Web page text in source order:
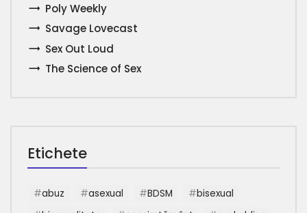
Poly Weekly
Savage Lovecast
Sex Out Loud
The Science of Sex
Etichete
abuz asexual BDSM
bisexual